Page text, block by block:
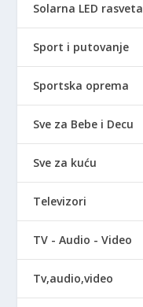
Solarna LED rasveta
Sport i putovanje
Sportska oprema
Sve za Bebe i Decu
Sve za kuću
Televizori
TV - Audio - Video
Tv,audio,video